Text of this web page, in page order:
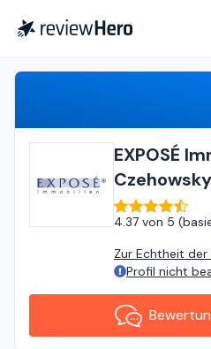
EXPOSÉ
Czehowsky
4.37 von 5 (
Zur Echtheit der
Profil nicht